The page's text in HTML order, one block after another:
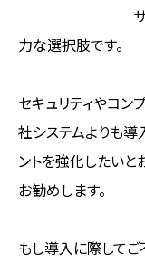
力な選択肢です。
セキュリティやコン
社システムよりも導
ントを強化したい
お勧めします。
もし導入に際して